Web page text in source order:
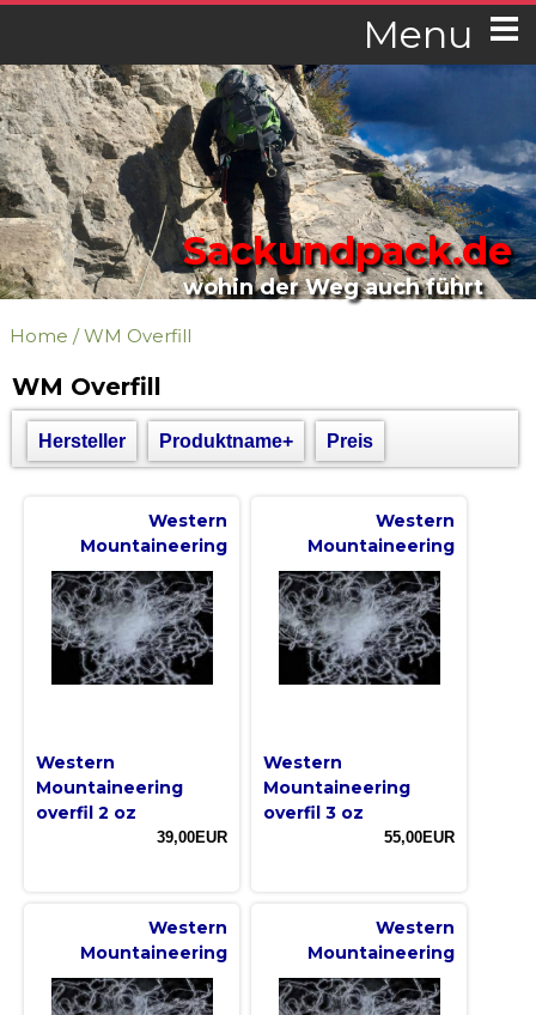
Menu
Sackundpack.de
wohin der Weg auch führt
Home /WM Overfill
WM Overfill
Hersteller Produktname+ Preis
Western
Mountaineering
Western
Mountaineering
overfil 2 oz
39,00EUR
Western
Mountaineering
Western
Mountaineering
overfil 3 oz
55,00EUR
Western
Mountaineering
Western
Mountaineering